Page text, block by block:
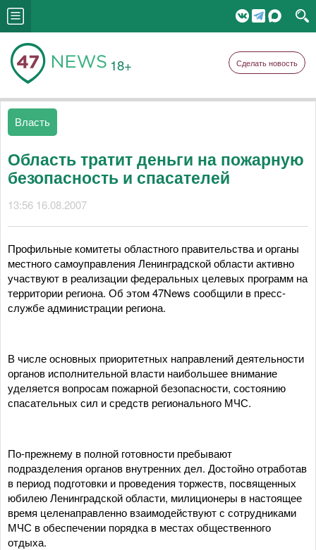
18+ Сделать новость
Власть
Область тратит деньги на пожарную
безопасность и спасателей
13:56 16.08.2007
Профильные комитеты областного правительства и органы
местного самоуправления Ленинградской области активно
участвуют в реализации федеральных целевых программ на
территории региона. Об этом 47News сообщили в пресс-
службе администрации региона.
В числе основных приоритетных направлений деятельности
органов исполнительной власти наибольшее внимание
уделяется вопросам пожарной безопасности, состоянию
спасательных сил и средств регионального МЧС.
По-прежнему в полной готовности пребывают
подразделения органов внутренних дел. Достойно отработав
в период подготовки и проведения торжеств, посвященных
юбилею Ленинградской области, милиционеры в настоящее
время целенаправленно взаимодействуют с сотрудниками
МЧС в обеспечении порядка в местах общественного
отдыха.